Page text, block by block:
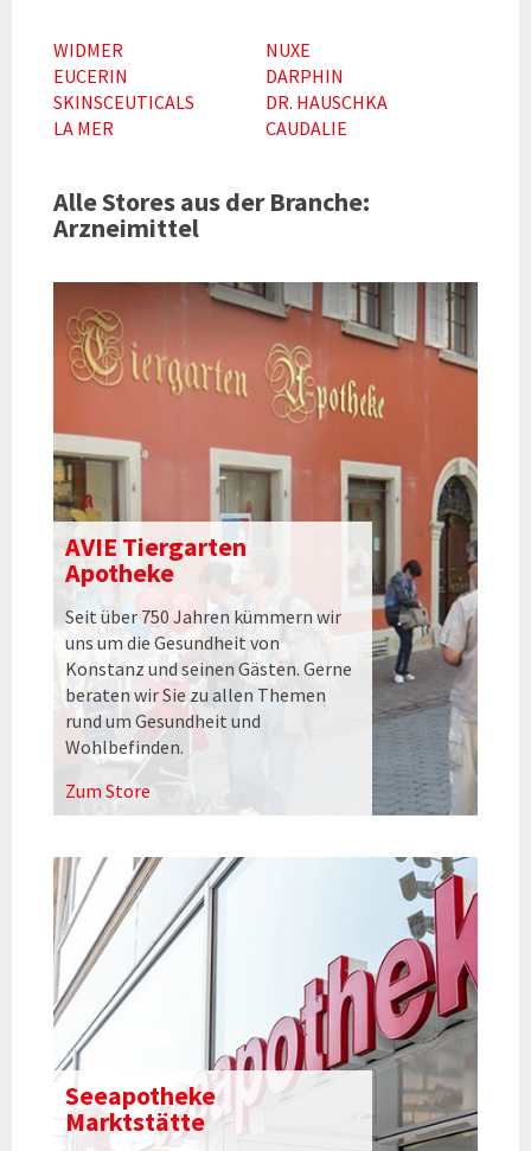
WIDMER
NUXE
EUCERIN
DARPHIN
SKINSCEUTICALS
DR. HAUSCHKA
LA MER
CAUDALIE
Alle Stores aus der Branche:
Arzneimittel
AVIE Tiergarten
Apotheke
Seit über 750 Jahren kümmern wir
uns um die Gesundheit von
Konstanz und seinen Gästen. Gerne
beraten wir Sie zu allen Themen
rund um Gesundheit und
Wohlbefinden.
Zum Store
Seeapotheke
Marktstätte